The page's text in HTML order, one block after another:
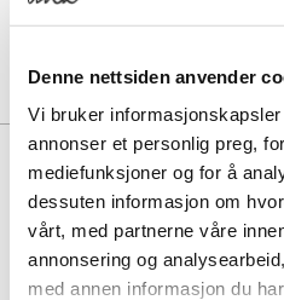
Denne nettsiden anvender
Vi bruker
annonser et personlig preg,
mediefunksjoner og for å
dessuten informasjon om
vårt, med partnerne våre
annonsering og
med annen informasjon du
Pris
229,-
BESKRIVELSE
Sort boots fra Unified, designet
kombinasjon av komfort og stil.
god passform og lar deg bevege